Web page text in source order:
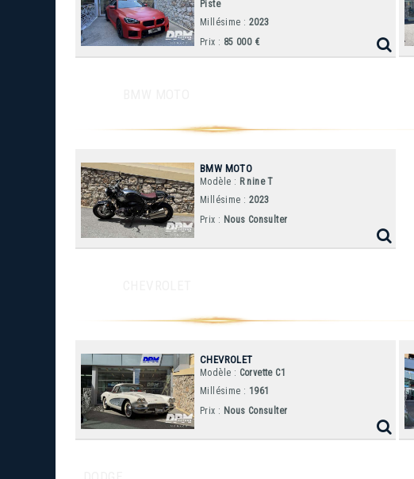
Piste
Millésime : 2023
Prix : 85 000 €
BMW MOTO
Modèle : R nine T
Millésime : 2023
Prix : Nous Consulter
CHEVROLET
Modèle : Corvette C1
Millésime : 1961
Prix : Nous Consulter